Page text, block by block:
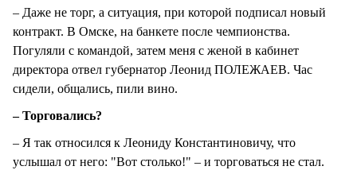
– Даже не торг, а ситуация, при которой подписал новый
контракт. В Омске, на банкете после чемпионства.
Погуляли с командой, затем меня с женой в кабинет
директора отвел губернатор Леонид ПОЛЕЖАЕВ. Час
сидели, общались, пили вино.
– Торговались?
– Я так относился к Леониду Константиновичу, что
услышал от него: "Вот столько!" – и торговаться не стал.